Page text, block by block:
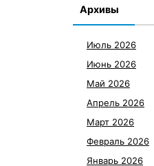
Архивы
Июль 2026
Июнь 2026
Май 2026
Апрель 2026
Март 2026
Февраль 2026
Январь 2026